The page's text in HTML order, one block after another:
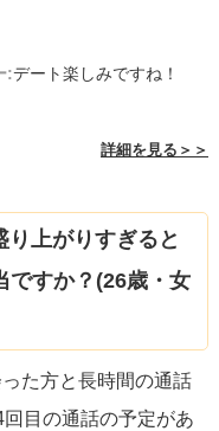
:デート楽しみですね！
詳細を見る＞＞
上がりすぎると
ですか？(26歳・女
た方と長時間の通話
目の通話の予定があ